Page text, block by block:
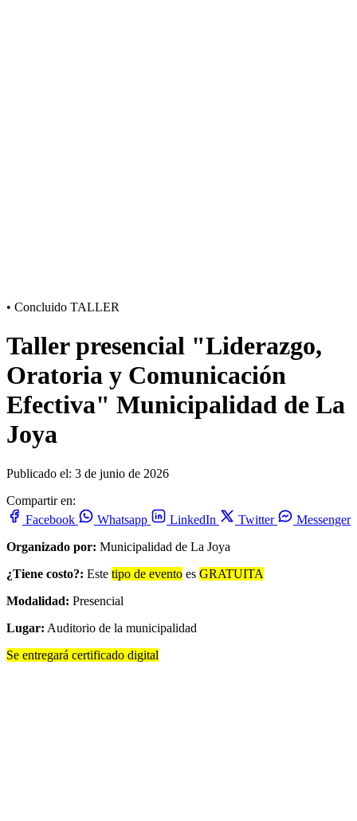
• Concluido TALLER
Taller presencial "Liderazgo,
Oratoria y Comunicación
Efectiva" Municipalidad de La
Joya
Publicado el: 3 de junio de 2026
Compartir en:
Facebook
Whatsapp LinkedIn Twitter
Messenger
Organizado por: Municipalidad de La Joya
¿Tiene costo?: Este tipo de evento es GRATUITA
Modalidad: Presencial
Lugar: Auditorio de la municipalidad
Se entregará certificado digital